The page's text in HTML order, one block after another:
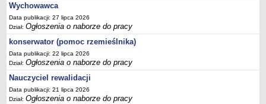
Wychowawca
Data publikacji: 27 lipca 2026
Dział:Ogłoszenia o naborze do pracy
konserwator (pomoc rzemieślnika)
Data publikacji: 22 lipca 2026
Dział:Ogłoszenia o naborze do pracy
Nauczyciel rewalidacji
Data publikacji: 21 lipca 2026
Dział:Ogłoszenia o naborze do pracy